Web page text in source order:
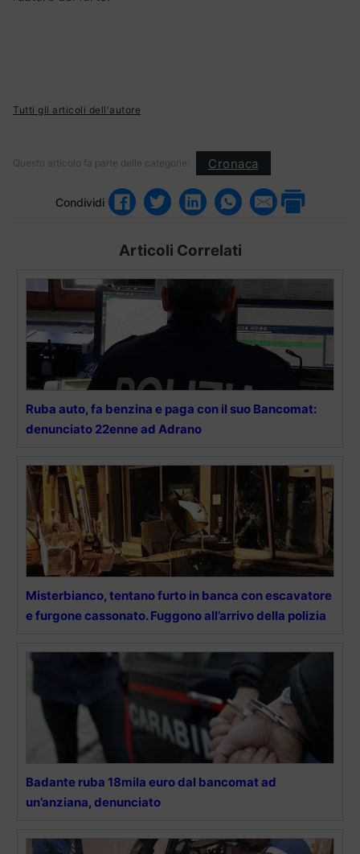
Tutti gli articoli dell'autore
Questo articolo fa parte delle categorie: Cronaca
Condividi
Articoli Correlati
Ruba auto, fa benzina e paga con il suo Bancomat:
denunciato 22enne ad Adrano
Misterbianco, tentano furto in banca con escavatore
e furgone cassonato. Fuggono all’arrivo della polizia
Badante ruba 18mila euro dal bancomat ad
un’anziana, denunciato